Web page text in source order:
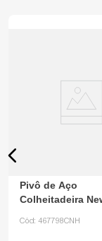
Pivô de Aço
Colheitadeira
Cód:467798CNH